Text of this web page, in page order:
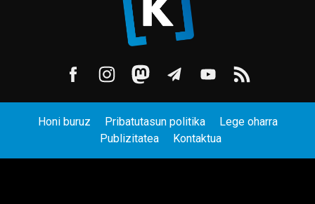
Honi buruz Pribatutasun politika
Lege oharra
Publizitatea
Kontaktua